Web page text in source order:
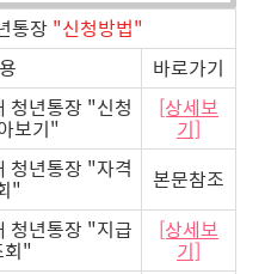
통장 "신청방법"
바로가기
년통장 "신청
보기"
[상세보
기]
년통장 "자격
" 본문참조
청년통장 "지급
회"
[상세보
기]